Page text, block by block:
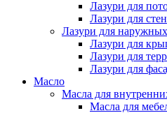
Лазури для
Лазури для стен
Лазури для
Лазури для
Лазури для
Лазури для
Масло
Масла для
Масла для